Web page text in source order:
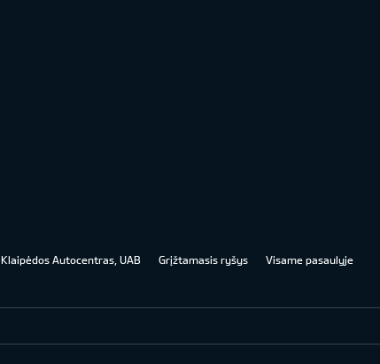
Klaipėdos Autocentras, UAB Grįžtamasis ryšys Visame pasaulyje